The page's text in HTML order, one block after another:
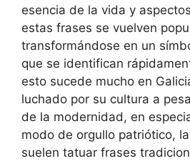
esencia de la vida y
estas frases se vuelven
transformándose en un
que se identifican
esto sucede mucho en
luchado por su cultura a
de la modernidad, en
modo de orgullo patriótico,
suelen tatuar frases